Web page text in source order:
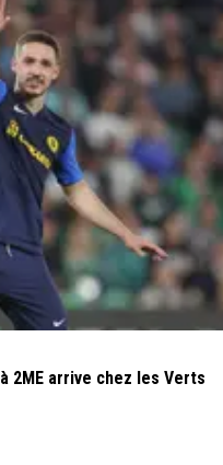
2ME arrive chez les Verts